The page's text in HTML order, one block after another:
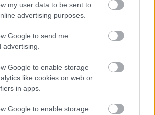
my user data to be sent to
advertising purposes.
Google to send me
Google to enable storage
like cookies on web or
in apps.
Google to enable storage
nem is érdemes. Epikus szöveg
teátrális megjelenítése. A
Koncertre vall az is, hogy az
egymásutánja szervezi egésszé.
dolgoz fel az Odüsszeiából,
húztak a szövegből, de még